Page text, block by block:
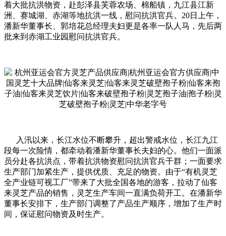
着大批抗洪物资，赴彭泽县芙蓉农场、棉船镇，九江县江新
洲、赛城湖、赤湖等地抗洪一线，慰问抗洪官兵。20日上午，
潘新华董事长、郭培花总经理夫妇更是各率一队人马，先后两
批来到赤湖工业园慰问抗洪官兵。
入汛以来，长江水位不断攀升，超出警戒水位，长江九江
段每一次险情，都牵动着潘新华董事长夫妇的心。他们一面派
员分赴各抗洪点，带着抗洪物资慰问抗洪官兵干群；一面要求
生产部门加紧生产，提供优质、充足的物资。由于“有机灵芝
全产业链可视工厂”带来了大批全国各地的游客，拉动了仙客
来灵芝产品的销售，灵芝生产车间一直满负荷开工。在潘新华
董事长安排下，生产部门调整了产品生产顺序，增加了生产时
间，保证慰问物资及时生产。